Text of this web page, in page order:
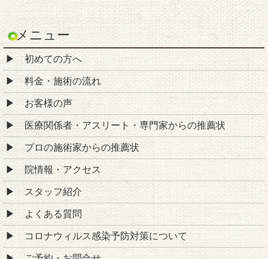
メニュー
初めての方へ
料金・施術の流れ
お客様の声
医療関係者・アスリート・専門家からの推薦状
プロの施術家からの推薦状
院情報・アクセス
スタッフ紹介
よくある質問
コロナウィルス感染予防対策について